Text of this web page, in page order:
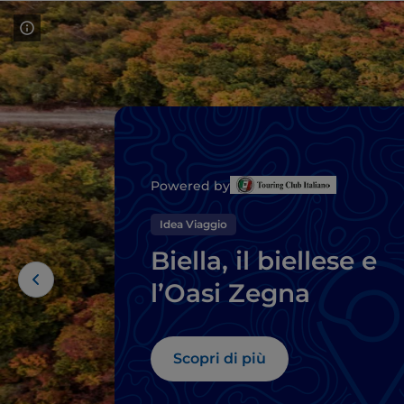
Powered by
Idea Viaggio
Biella, il biellese e
l’Oasi Zegna
Scopri di più